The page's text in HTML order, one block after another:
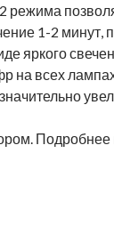
режима
1-2
яркого
на всех